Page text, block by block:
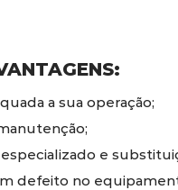
a sua operação;
e
defeito no